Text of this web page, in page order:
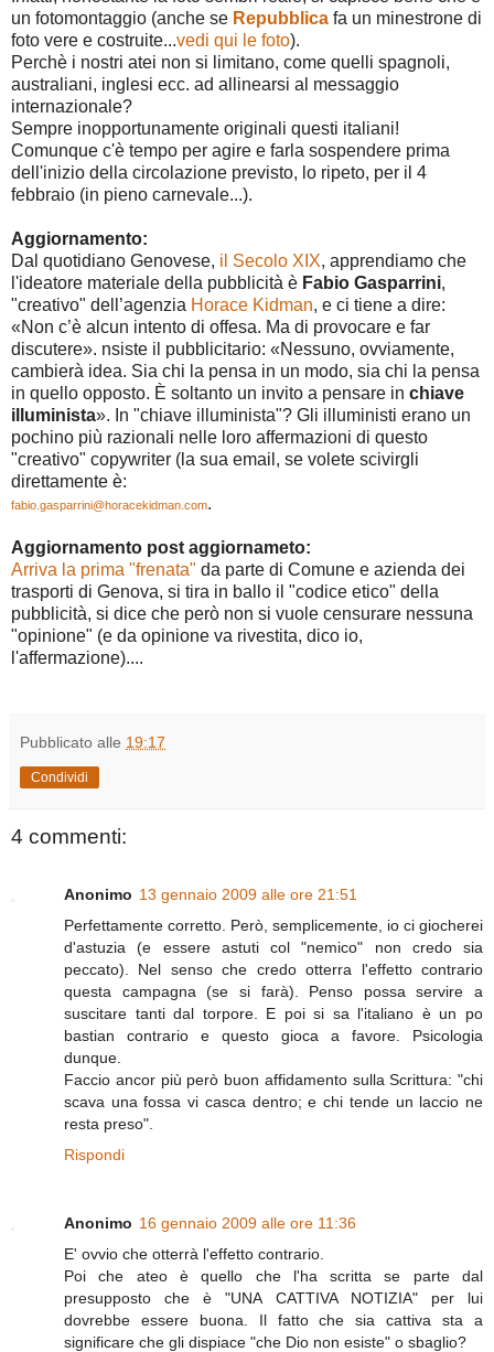
un fotomontaggio (anche se Repubblica fa un minestrone di
foto vere e costruite...vedi qui le foto).
Perchè i nostri atei non si limitano, come quelli spagnoli,
australiani, inglesi ecc. ad allinearsi al messaggio
internazionale?
Sempre inopportunamente originali questi italiani!
Comunque c'è tempo per agire e farla sospendere prima
dell'inizio della circolazione previsto, lo ripeto, per il 4
febbraio (in pieno carnevale...).
Aggiornamento:
Dal quotidiano Genovese, il Secolo XIX, apprendiamo che
l'ideatore materiale della pubblicità è Fabio Gasparrini,
"creativo" dell’agenzia Horace Kidman, e ci tiene a dire:
«Non c’è alcun intento di offesa. Ma di provocare e far
discutere». nsiste il pubblicitario: «Nessuno, ovviamente,
cambierà idea. Sia chi la pensa in un modo, sia chi la pensa
in quello opposto. È soltanto un invito a pensare in chiave
illuminista». In "chiave illuminista"? Gli illuministi erano un
pochino più razionali nelle loro affermazioni di questo
"creativo" copywriter (la sua email, se volete scivirgli
direttamente è:
fabio.gasparrini@horacekidman.com.
Aggiornamento post aggiornameto:
Arriva la prima "frenata" da parte di Comune e azienda dei
trasporti di Genova, si tira in ballo il "codice etico" della
pubblicità, si dice che però non si vuole censurare nessuna
"opinione" (e da opinione va rivestita, dico io,
l'affermazione)....
Pubblicato alle 19:17
Condividi
4 commenti:
Anonimo 13 gennaio 2009 alle ore 21:51
Perfettamente corretto. Però, semplicemente, io ci giocherei
d'astuzia (e essere astuti col "nemico" non credo sia
peccato). Nel senso che credo otterra l'effetto contrario
questa campagna (se si farà). Penso possa servire a
suscitare tanti dal torpore. E poi si sa l'italiano è un po
bastian contrario e questo gioca a favore. Psicologia
dunque.
Faccio ancor più però buon affidamento sulla Scrittura: "chi
scava una fossa vi casca dentro; e chi tende un laccio ne
resta preso".
Rispondi
Anonimo 16 gennaio 2009 alle ore 11:36
E' ovvio che otterrà l'effetto contrario.
Poi che ateo è quello che l'ha scritta se parte dal
presupposto che è "UNA CATTIVA NOTIZIA" per lui
dovrebbe essere buona. Il fatto che sia cattiva sta a
significare che gli dispiace "che Dio non esiste" o sbaglio?